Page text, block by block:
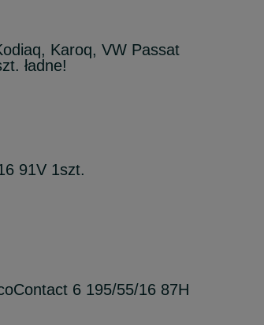
Karoq, VW Passat
ładne!
91V 1szt.
6 195/55/16 87H